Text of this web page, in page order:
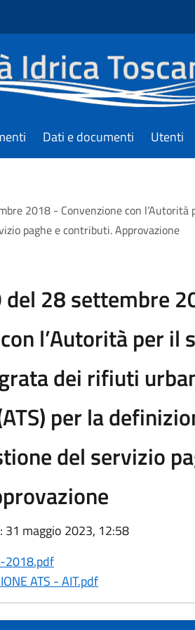
Dati e documenti Utenti
2018 - Convenzione con
paghe e contributi. Approvazione
del 28 settembre
l’Autorità per il
dei rifiuti
per la
del servizio
: 31 maggio 2023, 12:58
2018.pdf
ATS - AIT.pdf